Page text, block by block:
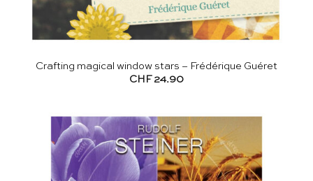
Crafting magical window stars – Frédérique Guéret
CHF 24.90